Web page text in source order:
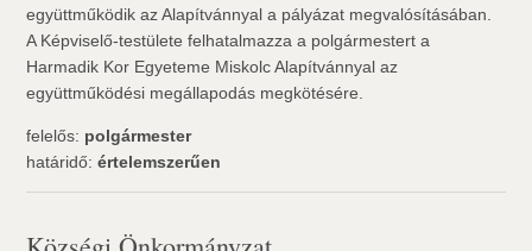
együttműködik az Alapítvánnyal a pályázat megvalósításában.
A Képviselő-testülete felhatalmazza a polgármestert a
Harmadik Kor Egyeteme Miskolc Alapítvánnyal az
együttműködési megállapodás megkötésére.
felelős: polgármester
határidő:értelemszerűen